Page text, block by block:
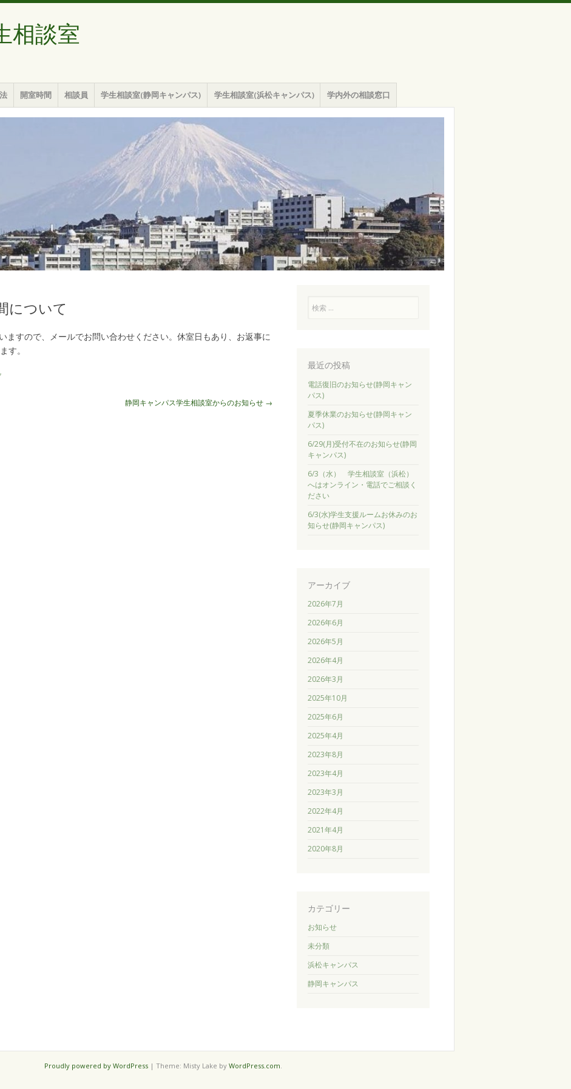
相談室
開室時間 相談員 学生相談室(静岡キャンパス) 学生相談室(浜松キャンパス) 学内外の相談窓口
について
ますので、メールでお問い合わせください。休室日もあり、お返事に
す。
静岡キャンパス学生相談室からのお知らせ →
索
最近の投稿
電話復旧のお知らせ(静岡キャン
パス)
夏季休業のお知らせ(静岡キャン
パス)
6/29(月)受付不在のお知らせ(静岡
キャンパス)
6/3（水） 学生相談室（浜松）
へはオンライン・電話でご相談く
ださい
6/3(水)学生支援ルームお休みのお
知らせ(静岡キャンパス)
アーカイブ
2026年7月
2026年6月
2026年5月
2026年4月
2026年3月
2025年10月
2025年6月
2025年4月
2023年8月
2023年4月
2023年3月
2022年4月
2021年4月
2020年8月
カテゴリー
お知らせ
未分類
浜松キャンパス
静岡キャンパス
Proudly powered by WordPress | Theme: Misty Lake by WordPress.com.